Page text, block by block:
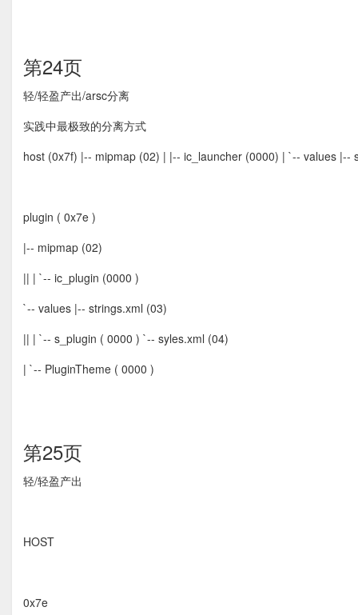
第24页
轻/轻盈产出/arsc分离
实践中最极致的分离方式
host (0x7f) |-- mipmap (02) | |-- ic_launcher (0000) | `-- values
plugin ( 0x7e )
|-- mipmap (02)
|| | `-- ic_plugin (0000 )
`-- values |-- strings.xml (03)
|| | `-- s_plugin ( 0000 ) `-- syles.xml (04)
| `-- PluginTheme ( 0000 )
第25页
轻/轻盈产出
HOST
0x7e